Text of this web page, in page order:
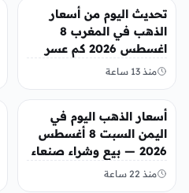
أخبار الإقتصاد
تحديث اليوم من أسعار
الذهب في المغرب 8
اغسطس 2026 كم عسر
الجنية الذهب
منذ 13 ساعة
أخبار الإقتصاد
أسعار الذهب اليوم في
اليمن السبت 8 أغسطس
2026 — بيع وشراء صنعاء
وعدن
منذ 22 ساعة